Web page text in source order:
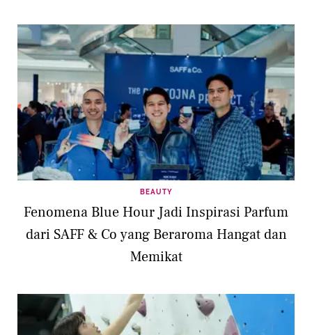
BEAUTY
Fenomena Blue Hour Jadi Inspirasi Parfum
dari SAFF & Co yang Beraroma Hangat dan
Memikat